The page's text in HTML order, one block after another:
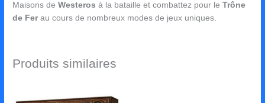
Maisons deWesteros à la bataille et combattez pour leTrône
de Ferau cours de nombreux modes de jeux uniques.
Produits similaires